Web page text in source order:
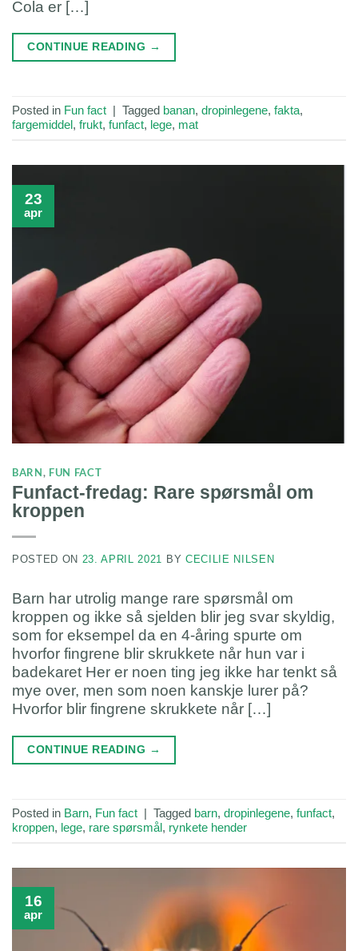
Cola er […]
CONTINUE READING →
Posted in Fun fact | Tagged banan, dropinlegene, fakta,
fargemiddel, frukt, funfact, lege, mat
23
apr
BARN, FUN FACT
Funfact-fredag: Rare spørsmål om
kroppen
POSTED ON 23. APRIL 2021 BY CECILIE NILSEN
Barn har utrolig mange rare spørsmål om
kroppen og ikke så sjelden blir jeg svar skyldig,
som for eksempel da en 4-åring spurte om
hvorfor fingrene blir skrukkete når hun var i
badekaret Her er noen ting jeg ikke har tenkt så
mye over, men som noen kanskje lurer på?
Hvorfor blir fingrene skrukkete når […]
CONTINUE READING →
Posted in Barn, Fun fact | Tagged barn, dropinlegene, funfact,
kroppen, lege, rare spørsmål, rynkete hender
16
apr